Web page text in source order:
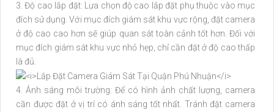
3. Độ cao lắp đặt: Lựa chọn độ cao lắp đặt phụ thuộc vào mục
đích sử dụng. Với mục đích giám sát khu vực rộng, đặt camera
ở độ cao cao hơn sẽ giúp quan sát toàn cảnh tốt hơn. Đối với
mục đích giám sát khu vực nhỏ hẹp, chỉ cần đặt ở độ cao thấp
là đủ.
4. Ánh sáng môi trường: Để có hình ảnh chất lượng, camera
cần được đặt ở vị trí có ánh sáng tốt nhất. Tránh đặt camera